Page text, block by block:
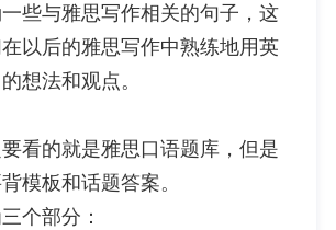
些与雅思写作相关的句子，这
以后的雅思写作中熟练地用英
想法和观点。
看的就是雅思口语题库，但是
模板和话题答案。
个部分：